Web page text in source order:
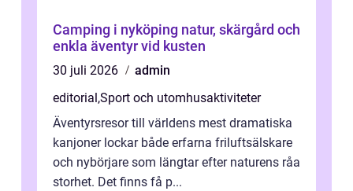
Camping i nyköping natur, skärgård och
enkla äventyr vid kusten
30 juli 2026
admin
editorial,Sport och utomhusaktiviteter
Äventyrsresor till världens mest dramatiska
kanjoner lockar både erfarna friluftsälskare
och nybörjare som längtar efter naturens råa
storhet. Det finns få p...